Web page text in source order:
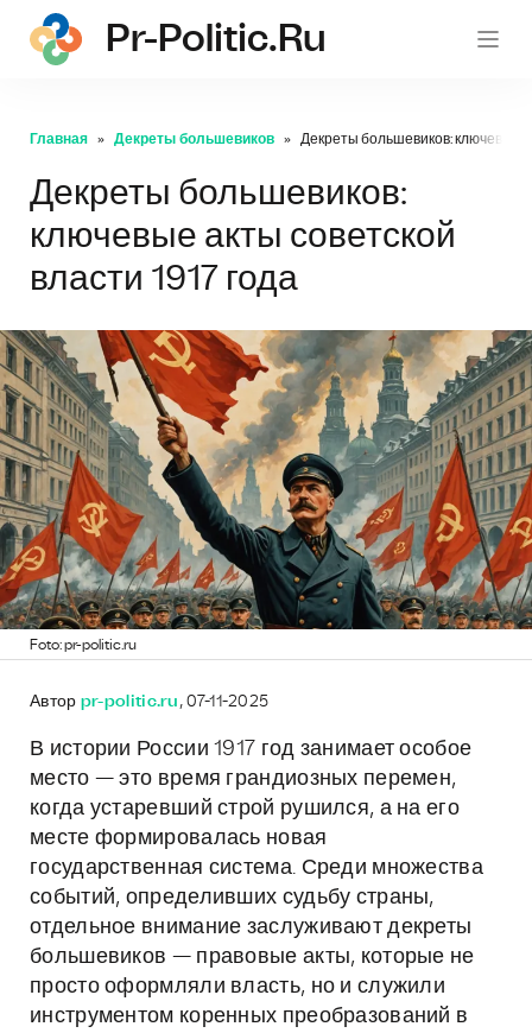
pr-
Pr-Politic.ru
Главная Декреты большевиков Декреты большевиков: ключевые
Декреты большевиков:
ключевые акты советской
власти 1917 года
Foto: pr-politic.ru
Автор pr-politic.ru , 07-11-2025
В истории России 1917 год занимает особое
место — это время грандиозных перемен,
когда устаревший строй рушился, а на его
месте формировалась новая
государственная система. Среди множества
событий, определивших судьбу страны,
отдельное внимание заслуживают декреты
большевиков — правовые акты, которые не
просто оформляли власть, но и служили
инструментом коренных преобразований в